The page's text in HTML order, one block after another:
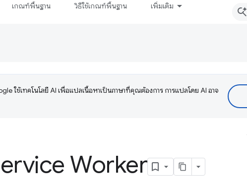
เกณฑ์พื้นฐาน วิธีใช้เกณฑ์พื้นฐาน เพิ่มเติม
ใช้เทคโนโลยี AI เพื่อแปลเนื้อหาเป็นภาษาที่คุณต้องการ การแปลโดย AI อาจ
Worker